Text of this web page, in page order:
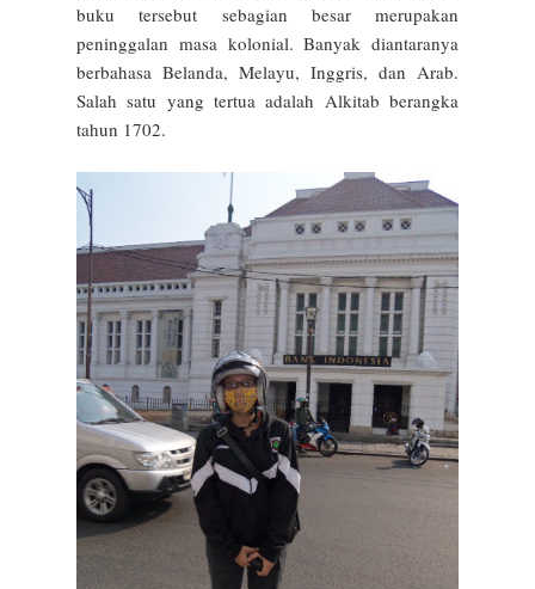
buku tersebut sebagian besar merupakan
peninggalan masa kolonial. Banyak diantaranya
berbahasa Belanda, Melayu, Inggris, dan Arab.
Salah satu yang tertua adalah Alkitab berangka
tahun 1702.